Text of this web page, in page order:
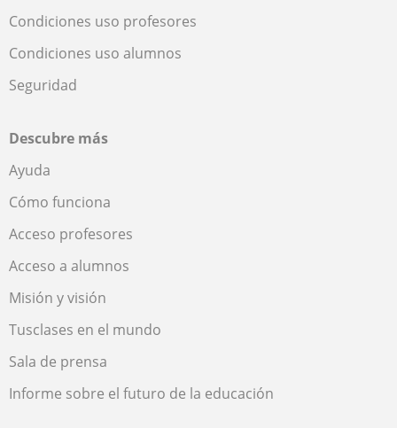
Condiciones uso profesores
Condiciones uso alumnos
Seguridad
Descubre más
Ayuda
Cómo funciona
Acceso profesores
Acceso a alumnos
Misión y visión
Tusclases en el mundo
Sala de prensa
Informe sobre el futuro de la educación